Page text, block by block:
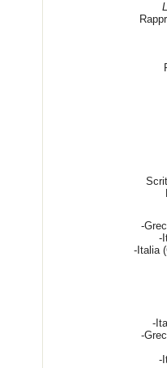
-
-
-Italia
-
-
-